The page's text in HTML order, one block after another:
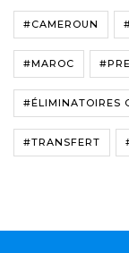
#CAMEROUN
#MAROC
#ÉLIMINATOIRES
#TRANSFERT